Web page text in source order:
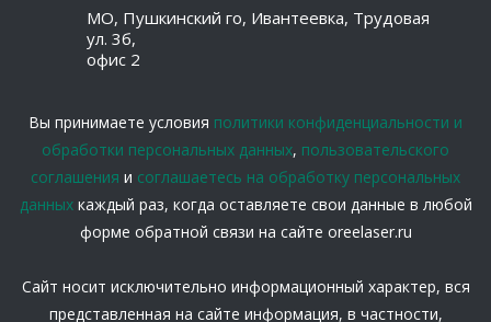
МО, Пушкинский го, Ивантеевка, Трудовая
ул. 3б,
офис 2
Вы принимаете условия политики конфиденциальности и
обработки персональных данных, пользовательского
соглашения и соглашаетесь на обработку персональных
данныхкаждый раз, когда оставляете свои данные в любой
форме обратной связи на сайте oreelaser.ru
Сайт носит исключительно информационный характер, вся
представленная на сайте информация, в частности,